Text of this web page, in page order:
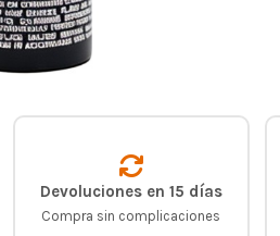
Devoluciones en 15 días
Compra sin complicaciones